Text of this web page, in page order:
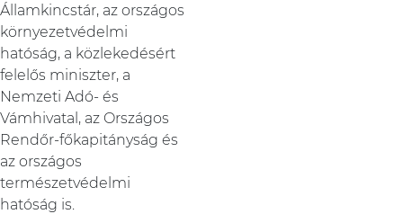
Államkincstár, az országos
környezetvédelmi
hatóság, a közlekedésért
felelős miniszter, a
Nemzeti Adó- és
Vámhivatal, az Országos
Rendőr-főkapitányság és
az országos
természetvédelmi
hatóság is.